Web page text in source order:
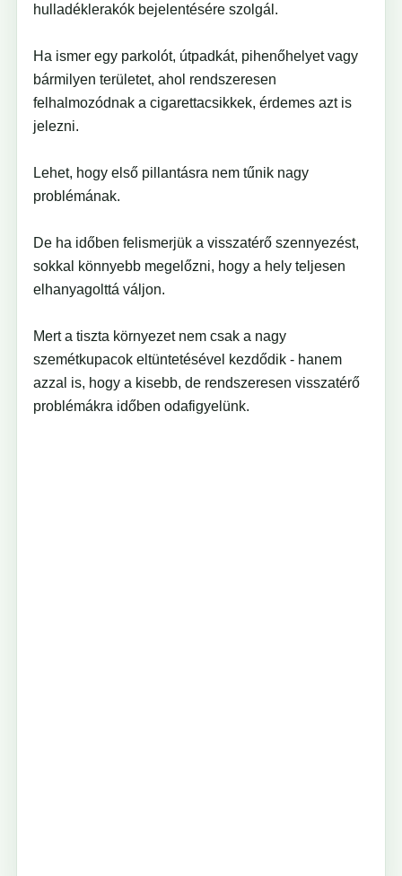
hulladéklerakók bejelentésére szolgál.
Ha ismer egy parkolót, útpadkát, pihenőhelyet vagy
bármilyen területet, ahol rendszeresen
felhalmozódnak a cigarettacsikkek, érdemes azt is
jelezni.
Lehet, hogy első pillantásra nem tűnik nagy
problémának.
De ha időben felismerjük a visszatérő szennyezést,
sokkal könnyebb megelőzni, hogy a hely teljesen
elhanyagolttá váljon.
Mert a tiszta környezet nem csak a nagy
szemétkupacok eltüntetésével kezdődik - hanem
azzal is, hogy a kisebb, de rendszeresen visszatérő
problémákra időben odafigyelünk.